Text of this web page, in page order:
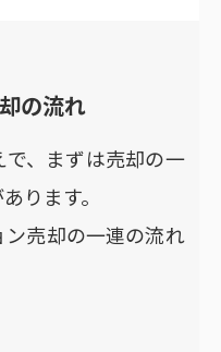
の流れ
、まずは売却の一
ります。
売却の一連の流れ